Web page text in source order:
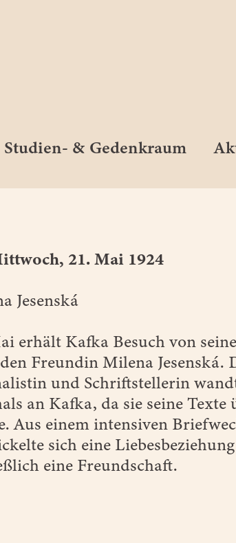
Studien- & Gedenkraum
21. Mai 1924
Jesenská
erhält Kafka Besuch von
Freundin Milena Jesenská.
und Schriftstellerin
an Kafka, da sie seine Texte
Aus einem intensiven
sich eine
eine Freundschaft.